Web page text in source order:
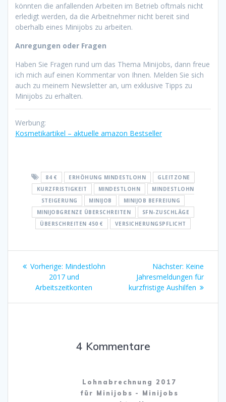
könnten die anfallenden Arbeiten im Betrieb oftmals nicht
erledigt werden, da die Arbeitnehmer nicht bereit sind
oberhalb eines Minijobs zu arbeiten.
Anregungen oder Fragen
Haben Sie Fragen rund um das Thema Minijobs, dann freue
ich mich auf einen Kommentar von Ihnen. Melden Sie sich
auch zu meinem Newsletter an, um exklusive Tipps zu
Minijobs zu erhalten.
Werbung:
Kosmetikartikel – aktuelle amazon Bestseller
84 € ERHÖHUNG MINDESTLOHN
GLEITZONE
KURZFRISTIGKEIT
MINDESTLOHN
MINDESTLOHN
STEIGERUNG
MINIJOB
MINIJOB BEFREIUNG
MINIJOBGRENZE ÜBERSCHREITEN
SFN-ZUSCHLÄGE
ÜBERSCHREITEN 450 €
VERSICHERUNGSPFLICHT
Beitragsnavigation
Vorherige: Vorheriger
Beitrag:
Mindestlohn
2017 und
Arbeitszeitkonten
Nächster: Nächster
Beitrag:
Keine
Jahresmeldungen für
kurzfristige Aushilfen
4 Kommentare
Lohnabrechnung 2017
für Minijobs - Minijobs